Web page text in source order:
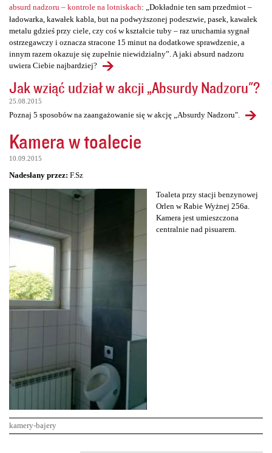
absurd nadzoru – kontrole na lotniskach: „Dokładnie ten sam przedmiot –
ładowarka, kawałek kabla, but na podwyższonej podeszwie, pasek, kawałek
metalu gdzieś przy ciele, czy coś w kształcie tuby – raz uruchamia sygnał
ostrzegawczy i oznacza stracone 15 minut na dodatkowe sprawdzenie, a
innym razem okazuje się zupełnie niewidzialny”. A jaki absurd nadzoru
uwiera Ciebie najbardziej?
Jak wziąć udział w akcji „Absurdy Nadzoru"?
25.08.2015
Poznaj 5 sposobów na zaangażowanie się w akcję „Absurdy Nadzoru".
Kamera w toalecie
10.09.2015
Nadesłany przez: F.Sz
Toaleta przy stacji benzynowej
Orlen w Rabie Wyżnej 256a.
Kamera jest umieszczona
centralnie nad pisuarem.
kamery-bajery